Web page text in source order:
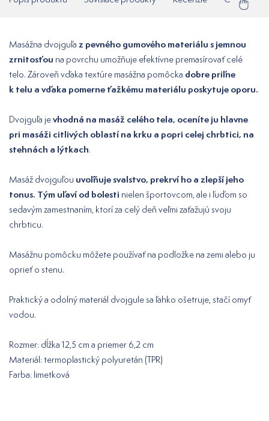
Masážna dvojguľa z pevného gumového materiálu s jemnou
zrnitosťou na povrchu umožňuje efektívne premasírovať celé
telo. Zároveň vďaka textúre masážna pomôcka dobre priľne
k telu a vďaka pomerne ťažkému materiálu poskytuje oporu.
Dvojguľa jevhodná na masáž celého tela, oceníte ju hlavne
pri masáži citlivých oblastí na krku a popri celej chrbtici, na
stehnách a lýtkach.
Masáž dvojguľou uvoľňuje svalstvo, prekrví ho a zlepší jeho
tonus. Tým uľaví od bolesti nielen športovcom, ale i ľuďom so
sedavým zamestnaním, ktorí za celý deň veľmi zaťažujú svoju
chrbticu.
Masážnu pomôcku môžete používať na podložke na zemi alebo ju
oprieť o stenu.
Praktický a odolný materiál dvojgule sa ľahko ošetruje, stačí omyť
vodou.
Rozmer: dĺžka 12,5 cm a priemer 6,2 cm
Materiál: termoplastický polyuretán (TPR)
Farba: limetková